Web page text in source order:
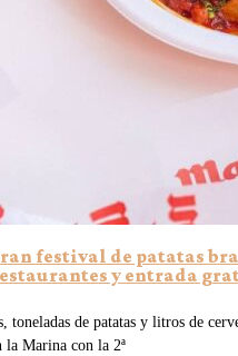
festival de patatas
y entrada
toneladas de patatas y litros de
la Marina con la 2ª